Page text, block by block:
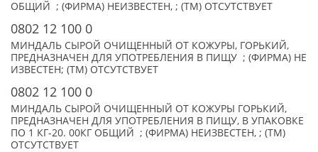
ОБЩИЙ ; (ФИРМА) НЕИЗВЕСТЕН, ; (TM) ОТСУТСТВУЕТ
0802 12 100 0
МИНДАЛЬ СЫРОЙ ОЧИЩЕННЫЙ ОТ КОЖУРЫ, ГОРЬКИЙ,
ПРЕДНАЗНАЧЕН ДЛЯ УПОТРЕБЛЕНИЯ В ПИЩУ ; (ФИРМА) НЕ
ИЗВЕСТЕН; (TM) ОТСУТСТВУЕТ
0802 12 100 0
МИНДАЛЬ СЫРОЙ ОЧИЩЕННЫЙ ОТ КОЖУРЫ ГОРЬКИЙ,
ПРЕДНАЗНАЧЕН ДЛЯ УПОТРЕБЛЕНИЯ В ПИЩУ, В УПАКОВКЕ
ПО 1 КГ-20. 00КГ ОБЩИЙ ; (ФИРМА) НЕИЗВЕСТЕН, ; (TM)
ОТСУТСТВУЕТ